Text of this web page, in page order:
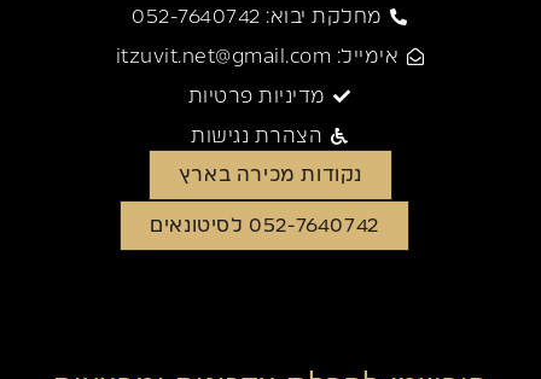
מחלקת יבוא: 052-7640742
אימייל: itzuvit.net@gmail.com
מדיניות פרטיות
הצהרת נגישות
נקודות מכירה בארץ
052-7640742 לסיטונאים